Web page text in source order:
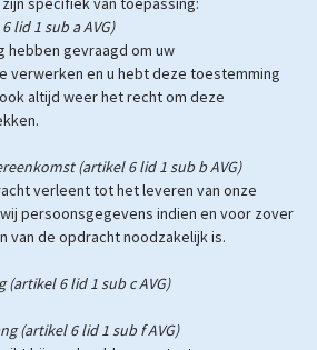
lid 1 sub a AVG)
hebben gevraagd om uw
verwerken en u hebt deze toestemming
altijd weer het recht om deze
(artikel 6 lid 1 sub b AVG)
verleent tot het leveren van onze
persoonsgegevens indien en voor zover
van de opdracht noodzakelijk is.
6 lid 1 sub c AVG)
(artikel 6 lid 1 sub f AVG)